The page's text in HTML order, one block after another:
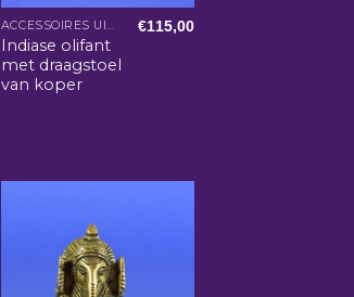
ACCESSOIRES UIT INDIA
Indiase olifant
met draagstoel
van koper
€115,00